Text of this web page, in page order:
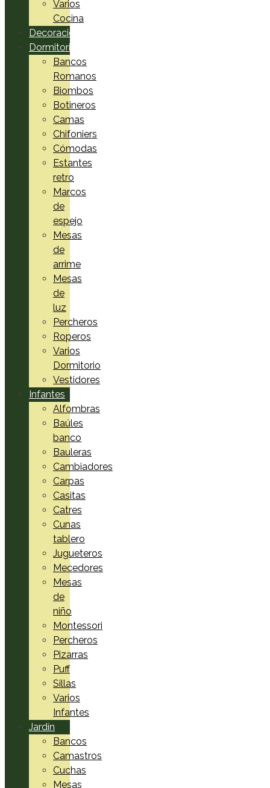
Varios
Cocina
Decoración
Dormitorio
Bancos
Romanos
Biombos
Botineros
Camas
Chifoniers
Cómodas
Estantes
retro
Marcos
de
espejo
Mesas
de
arrime
Mesas
de
luz
Percheros
Roperos
Varios
Dormitorio
Vestidores
Infantes
Alfombras
Baúles
banco
Bauleras
Cambiadores
Carpas
Casitas
Catres
Cunas
tablero
Jugueteros
Mecedores
Mesas
de
niño
Montessori
Percheros
Pizarras
Puff
Sillas
Varios
Infantes
Jardín
Bancos
Camastros
Cuchas
Mesas